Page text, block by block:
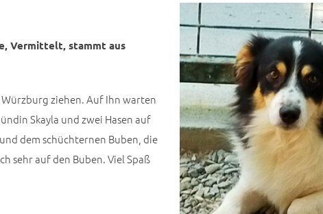
Vermittelt, stammt aus
ziehen. Auf Ihn warten
Skayla und zwei Hasen auf
dem schüchternen Buben, die
sehr auf den Buben. Viel Spaß